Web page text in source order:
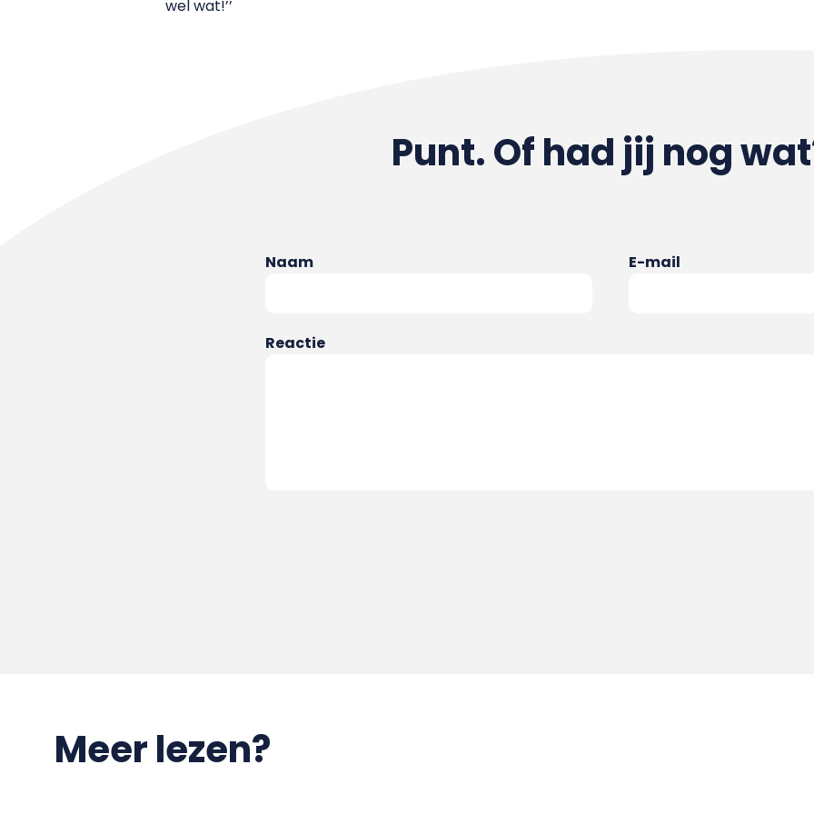
wel wat!’’
Punt. Of had jij nog
Naam E-mail
Reactie
Meer lezen?